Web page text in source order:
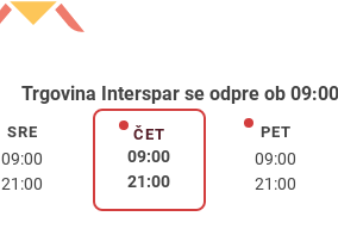
Trgovina Interspar se odpre ob 09:00
SREsreda
09:00
21:00
ČETčetrtek
09:00
21:00
PETpetek
09:00
21:00